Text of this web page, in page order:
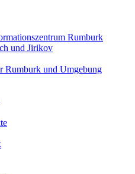
Rumburk
und Jirikov
Rumburk und Umgebung